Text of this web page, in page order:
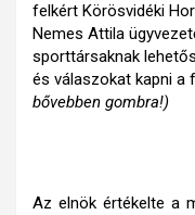
felkért Körösvidéki
Nemes Attila
sporttársaknak
és válaszokat kapni a
bővebben gombra!)
Az elnök értékelte a